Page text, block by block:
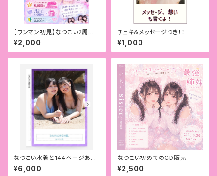
【ワンマン初見】なつこい2周年
ワンマンライブチケット
¥2,000
チェキ＆メッセージつき！！
¥1,000
なつこい水着と144ページある
ドキドキ写真集
¥6,000
なつこい初めてのCD販売
¥2,500